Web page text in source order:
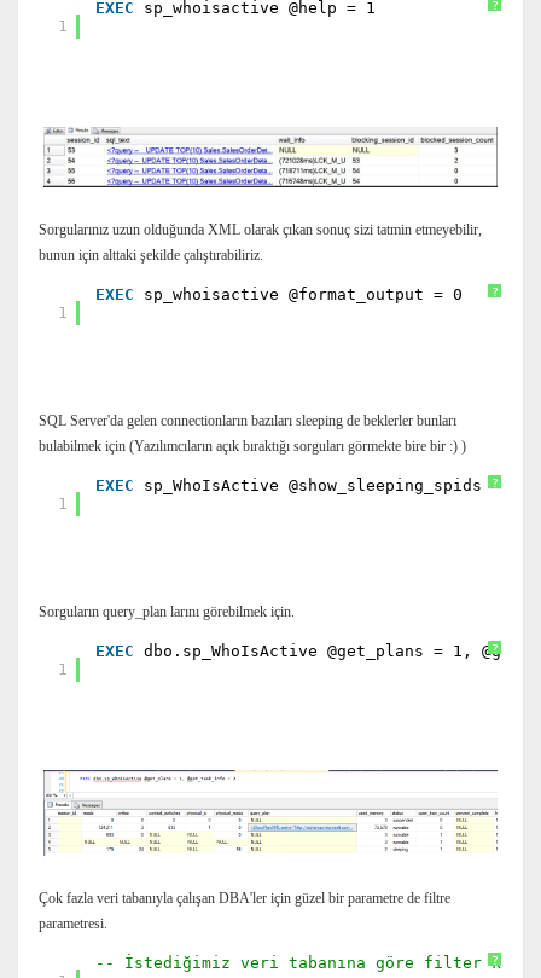
?
1
EXEC sp_whoisactive @help = 1
Sorgularınız uzun olduğunda XML olarak çıkan sonuç sizi tatmin etmeyebilir,
bunun için alttaki şekilde çalıştırabiliriz.
?
1
EXEC sp_whoisactive @format_output = 0
SQL Server'da gelen connectionların bazıları sleeping de beklerler bunları
bulabilmek için (Yazılımcıların açık bıraktığı sorguları görmekte bire bir :) )
?
1
EXEC sp_WhoIsActive @show_sleeping_spids = 2
Sorguların query_plan larını görebilmek için.
?
1
EXEC dbo.sp_WhoIsActive @get_plans = 1,
Çok fazla veri tabanıyla çalışan DBA'ler için güzel bir parametre de filtre
parametresi.
?
-- İstediğimiz veri tabanına göre filter